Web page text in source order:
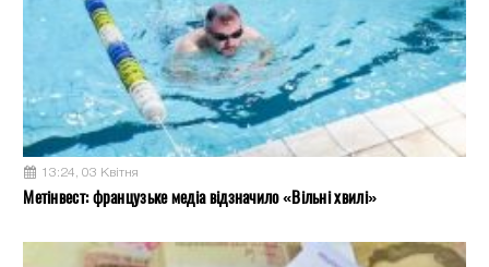
13:24, 03 Квітня
Метінвест: французьке медіа відзначило «Вільні хвилі»